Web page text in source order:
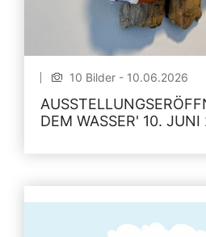
10 Bilder - 10.06.2026
DEM WASSER' 10.